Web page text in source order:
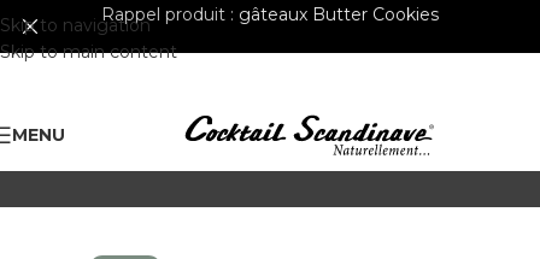
Skip to navigation
Skip to main content
Rappel produit : gâteaux Butter Cookies
MENU